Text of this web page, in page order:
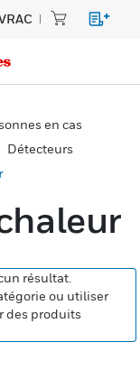
en cas
Détecteurs
résultat.
ou utiliser
des produits